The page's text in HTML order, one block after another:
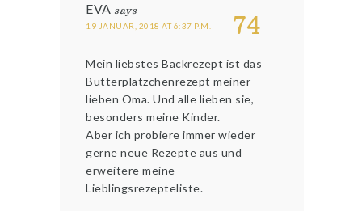
74
EVA says
19 JANUAR, 2018 AT 6:37 P.M.
Mein liebstes Backrezept ist das
Butterplätzchenrezept meiner
lieben Oma. Und alle lieben sie,
besonders meine Kinder.
Aber ich probiere immer wieder
gerne neue Rezepte aus und
erweitere meine
Lieblingsrezepteliste.